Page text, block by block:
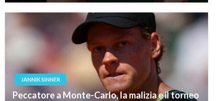
JANNIK SINNER
Peccatore a Monte-Carlo, la malizia e il torneo